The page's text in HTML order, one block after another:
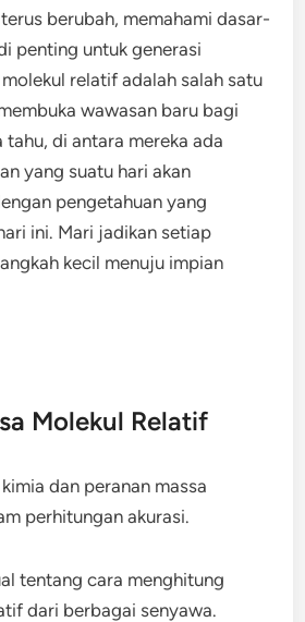
berubah, memahami dasar-
penting untuk generasi
relatif adalah salah satu
wawasan baru bagi
tahu, di antara mereka ada
yang suatu hari akan
pengetahuan yang
ini. Mari jadikan setiap
kecil menuju impian
Molekul Relatif
dan peranan massa
perhitungan akurasi.
tentang cara menghitung
dari berbagai senyawa.